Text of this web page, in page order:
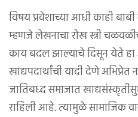
विषय प्रवेशाच्या आधी काही
म्हणजे लेखनाचा रोख स्त्री
काय बदल झाल्याचे दिसून येते
खाद्यपदार्थांची यादी देणे
जातिबध्द समाजात
राहिली आहे. त्यामुळे सामाजिक